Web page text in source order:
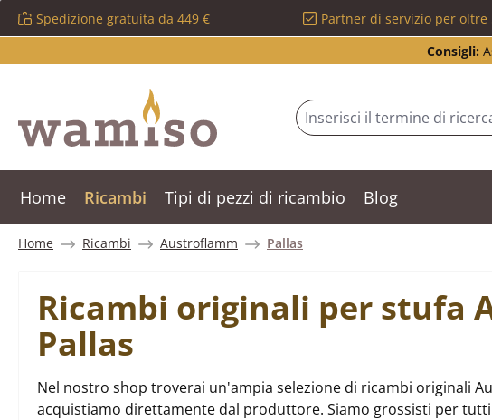
al contenuto principale
Salta alla ricerca
Passa alla navigazione principale
Spedizione gratuita da 449 € Partner di servizio per
Consigli:
Home Ricambi Tipi di pezzi di ricambio Blog
Home Ricambi Austroflamm Pallas
Ricambi originali per stufa
Pallas
Nel nostro shop troverai un'ampia selezione di ricambi originali
acquistiamo direttamente dal produttore. Siamo grossisti per